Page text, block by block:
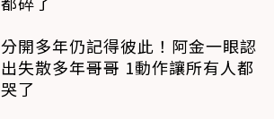
分開多年仍記得彼此！阿金一眼認
出失散多年哥哥 1動作讓所有人都
哭了